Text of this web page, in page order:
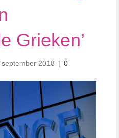
Grieken’
september 2018 | 0